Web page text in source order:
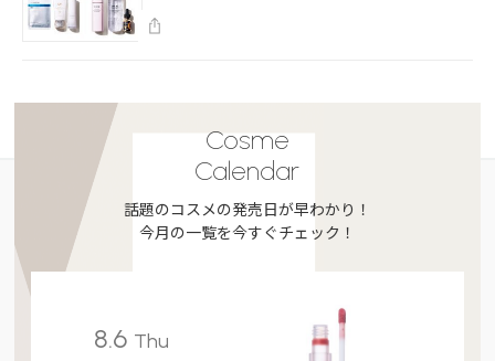
Cosme
Calendar
話題のコスメの発売日が早わかり！
今月の一覧を今すぐチェック！
8.6 Thu